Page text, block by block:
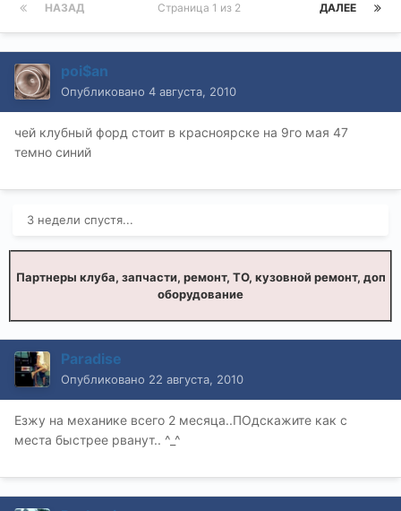
НАЗАД ДАЛЕЕ
Страница 1 из 2
poi$an
Опубликовано 4 августа, 2010
чей клубный форд стоит в красноярске на 9го мая 47
темно синий
3 недели спустя...
Партнеры клуба, запчасти, ремонт, ТО, кузовной ремонт, доп
оборудование
Paradise
Опубликовано 22 августа, 2010
Езжу на механике всего 2 месяца..ПОдскажите как с
места быстрее рванут.. ^_^